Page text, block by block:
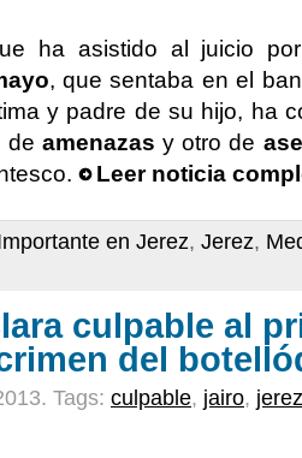
ha asistido al juicio
, que sentaba en el
y padre de su hijo, ha
de amenazas y otro de
Leer noticia
en Jerez, Jerez,
culpable al
del
Tags: culpable, jairo, jerez